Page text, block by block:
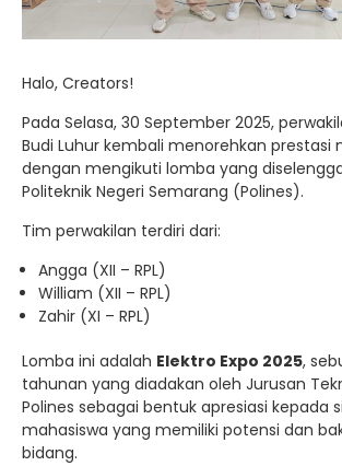
Halo, Creators!
Pada Selasa, 30 September 2025,
Budi Luhur kembali menorehkan prestasi
dengan mengikuti lomba yang
Politeknik Negeri Semarang (Polines).
Tim perwakilan terdiri dari:
Angga (XII – RPL)
William (XII – RPL)
Zahir (XI – RPL)
Lomba ini adalah Elektro Expo 2025,
tahunan yang diadakan oleh Jurusan
Polines sebagai bentuk apresiasi kepada
mahasiswa yang memiliki potensi dan
bidang.